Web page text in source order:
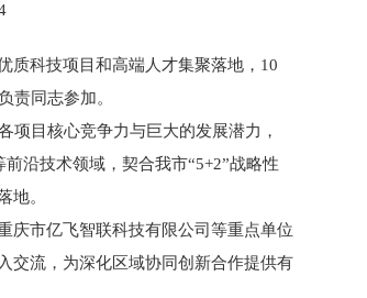
质科技项目和高端人才集聚落地，10
责同志参加。
项目核心竞争力与巨大的发展潜力，
沿技术领域，契合我市“5+2”战略性
地。
庆市亿飞智联科技有限公司等重点单位
交流，为深化区域协同创新合作提供有